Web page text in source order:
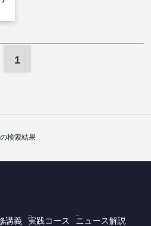
1
検索結果
講義 実践コース
ニュース解説